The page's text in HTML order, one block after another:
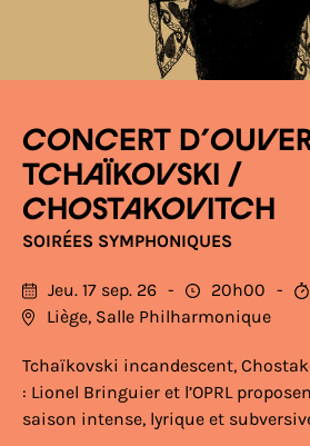
CONCERT
TCHAÏKOVSKI /
CHOSTAKOVITCH
SOIRÉES SYMPHONIQUES
Jeu. 17 sep. 26 20h00
Liège, Salle Philharmonique
Tchaïkovski incandescent,
: Lionel Bringuier et l’OPRL
saison intense, lyrique et